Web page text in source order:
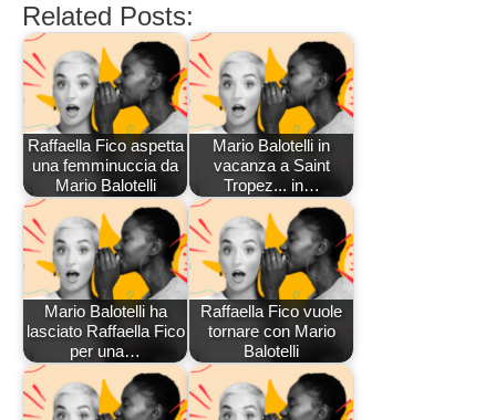
Related Posts:
Raffaella Fico aspetta
una femminuccia da
Mario Balotelli
Mario Balotelli in
vacanza a Saint
Tropez... in…
Mario Balotelli ha
lasciato Raffaella Fico
per una…
Raffaella Fico vuole
tornare con Mario
Balotelli